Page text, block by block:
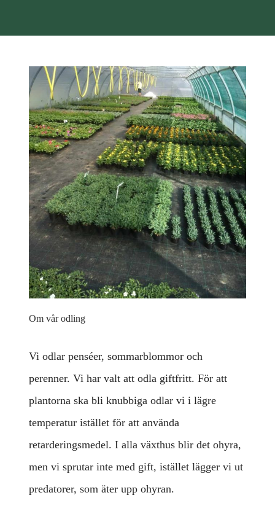
Om vår odling
Vi odlar penséer, sommarblommor och
perenner. Vi har valt att odla giftfritt. För att
plantorna ska bli knubbiga odlar vi i lägre
temperatur istället för att använda
retarderingsmedel. I alla växthus blir det ohyra,
men vi sprutar inte med gift, istället lägger vi ut
predatorer, som äter upp ohyran.